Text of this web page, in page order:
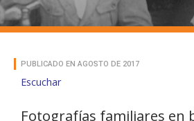
PUBLICADO EN AGOSTO DE 2017
Escuchar
Fotografías familiares en